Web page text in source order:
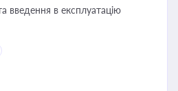
введення в експлуатацію